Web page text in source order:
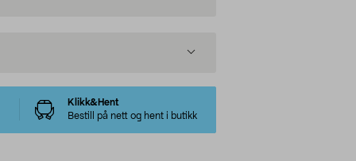
Klikk&Hent
Bestill på nett og hent i butikk